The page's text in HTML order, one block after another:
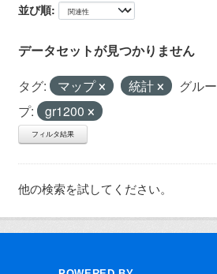
並び順
データセットが見つかりません
タグ: マップ 統計
グルー
プ:
gr1200
フィルタ結果
他の検索を試してください。